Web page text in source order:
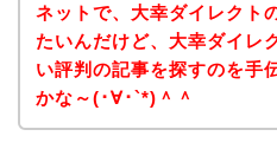
ネットで、大幸ダイレクト
たいんだけど、大幸ダイレ
い評判の記事を探すのを手
かな～(･∀･`*)＾＾